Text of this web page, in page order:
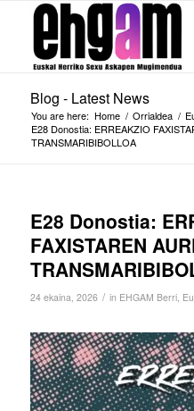
Blog - Latest News
You are here: Home / Orrialdea /
E28 Donostia: ERREAKZIO
TRANSMARIBIBOLLOA
E28 Donostia:
FAXISTAREN
24 ekaina, 2026 / in EHGAM Berri,